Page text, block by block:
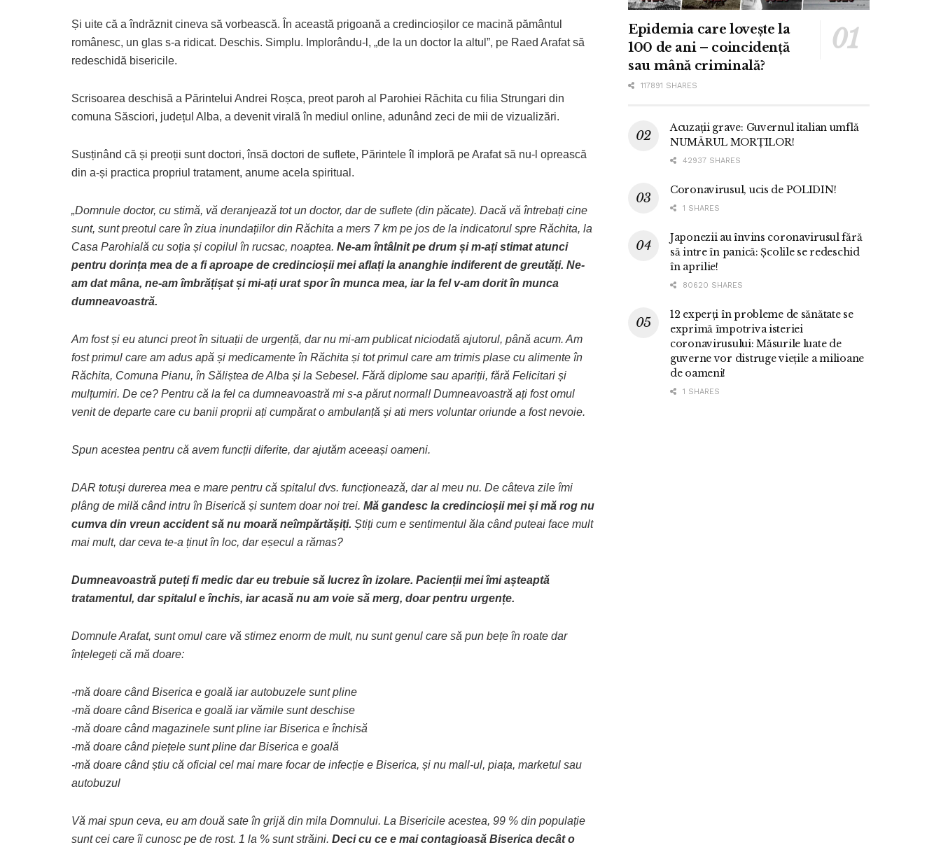
Și uite că a îndrăznit cineva să vorbească. În această prigoană a credincioșilor ce macină pământul
românesc, un glas s-a ridicat. Deschis. Simplu. Implorându-l, „de la un doctor la altul”, pe Raed Arafat să
redeschidă bisericile.
Scrisoarea deschisă a Părintelui Andrei Roșca, preot paroh al Parohiei Răchita cu filia Strungari din
comuna Săsciori, județul Alba, a devenit virală în mediul online, adunând zeci de mii de vizualizări.
Susținând că și preoții sunt doctori, însă doctori de suflete, Părintele îl imploră pe Arafat să nu-l oprească
din a-și practica propriul tratament, anume acela spiritual.
„Domnule doctor, cu stimă, vă deranjează tot un doctor, dar de suflete (din păcate). Dacă vă întrebați cine
sunt, sunt preotul care în ziua inundațiilor din Răchita a mers 7 km pe jos de la indicatorul spre Răchita, la
Casa Parohială cu soția și copilul în rucsac, noaptea. Ne-am întâlnit pe drum și m-ați stimat atunci
pentru dorința mea de a fi aproape de credincioșii mei aflați la ananghie indiferent de greutăți. Ne-
am dat mâna, ne-am îmbrățișat și mi-ați urat spor în munca mea, iar la fel v-am dorit în munca
dumneavoastră.
Am fost și eu atunci preot în situații de urgență, dar nu mi-am publicat niciodată ajutorul, până acum. Am
fost primul care am adus apă și medicamente în Răchita și tot primul care am trimis plase cu alimente în
Răchita, Comuna Pianu, în Săliștea de Alba și la Sebesel. Fără diplome sau apariții, fără Felicitari și
mulțumiri. De ce? Pentru că la fel ca dumneavoastră mi s-a părut normal! Dumneavoastră ați fost omul
venit de departe care cu banii proprii ați cumpărat o ambulanță și ati mers voluntar oriunde a fost nevoie.
Spun acestea pentru că avem funcții diferite, dar ajutăm aceeași oameni.
DAR totuși durerea mea e mare pentru că spitalul dvs. funcționează, dar al meu nu. De câteva zile îmi
plâng de milă când intru în Biserică și suntem doar noi trei. Mă gandesc la credincioșii mei și mă rog nu
cumva din vreun accident să nu moară neîmpărtășiți. Știți cum e sentimentul ăla când puteai face mult
mai mult, dar ceva te-a ținut în loc, dar eșecul a rămas?
Dumneavoastră puteți fi medic dar eu trebuie să lucrez în izolare. Pacienții mei îmi așteaptă
tratamentul, dar spitalul e închis, iar acasă nu am voie să merg, doar pentru urgențe.
Domnule Arafat, sunt omul care vă stimez enorm de mult, nu sunt genul care să pun bețe în roate dar
înțelegeți că mă doare:
-mă doare când Biserica e goală iar autobuzele sunt pline
-mă doare când Biserica e goală iar vămile sunt deschise
-mă doare când magazinele sunt pline iar Biserica e închisă
-mă doare când piețele sunt pline dar Biserica e goală
-mă doare când știu că oficial cel mai mare focar de infecție e Biserica, și nu mall-ul, piața, marketul sau
autobuzul
Vă mai spun ceva, eu am două sate în grijă din mila Domnului. La Bisericile acestea, 99 % din populație
sunt cei care îi cunosc pe de rost. 1 la % sunt străini. Deci cu ce e mai contagioasă Biserica decât o
Epidemia care lovește la
100 de ani – coincidență
sau mână criminală?
117891 SHARES
Acuzații grave: Guvernul italian umflă
NUMĂRUL MORȚILOR!
42937 SHARES
Coronavirusul, ucis de POLIDIN!
1 SHARES
Japonezii au învins coronavirusul fără
să intre în panică: Școlile se redeschid
în aprilie!
80620 SHARES
12 experți în probleme de sănătate se
exprimă împotriva isteriei
coronavirusului: Măsurile luate de
guverne vor distruge viețile a milioane
de oameni!
1 SHARES